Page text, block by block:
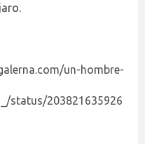
un-hombre-
status/203821635926